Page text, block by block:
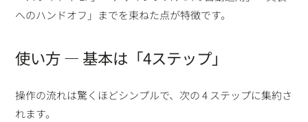
へのハンドオフ」までを束ねた点が特徴です。
使い方 ― 基本は「4ステップ」
操作の流れは驚くほどシンプルで、次の 4 ステップに集約さ
れます。